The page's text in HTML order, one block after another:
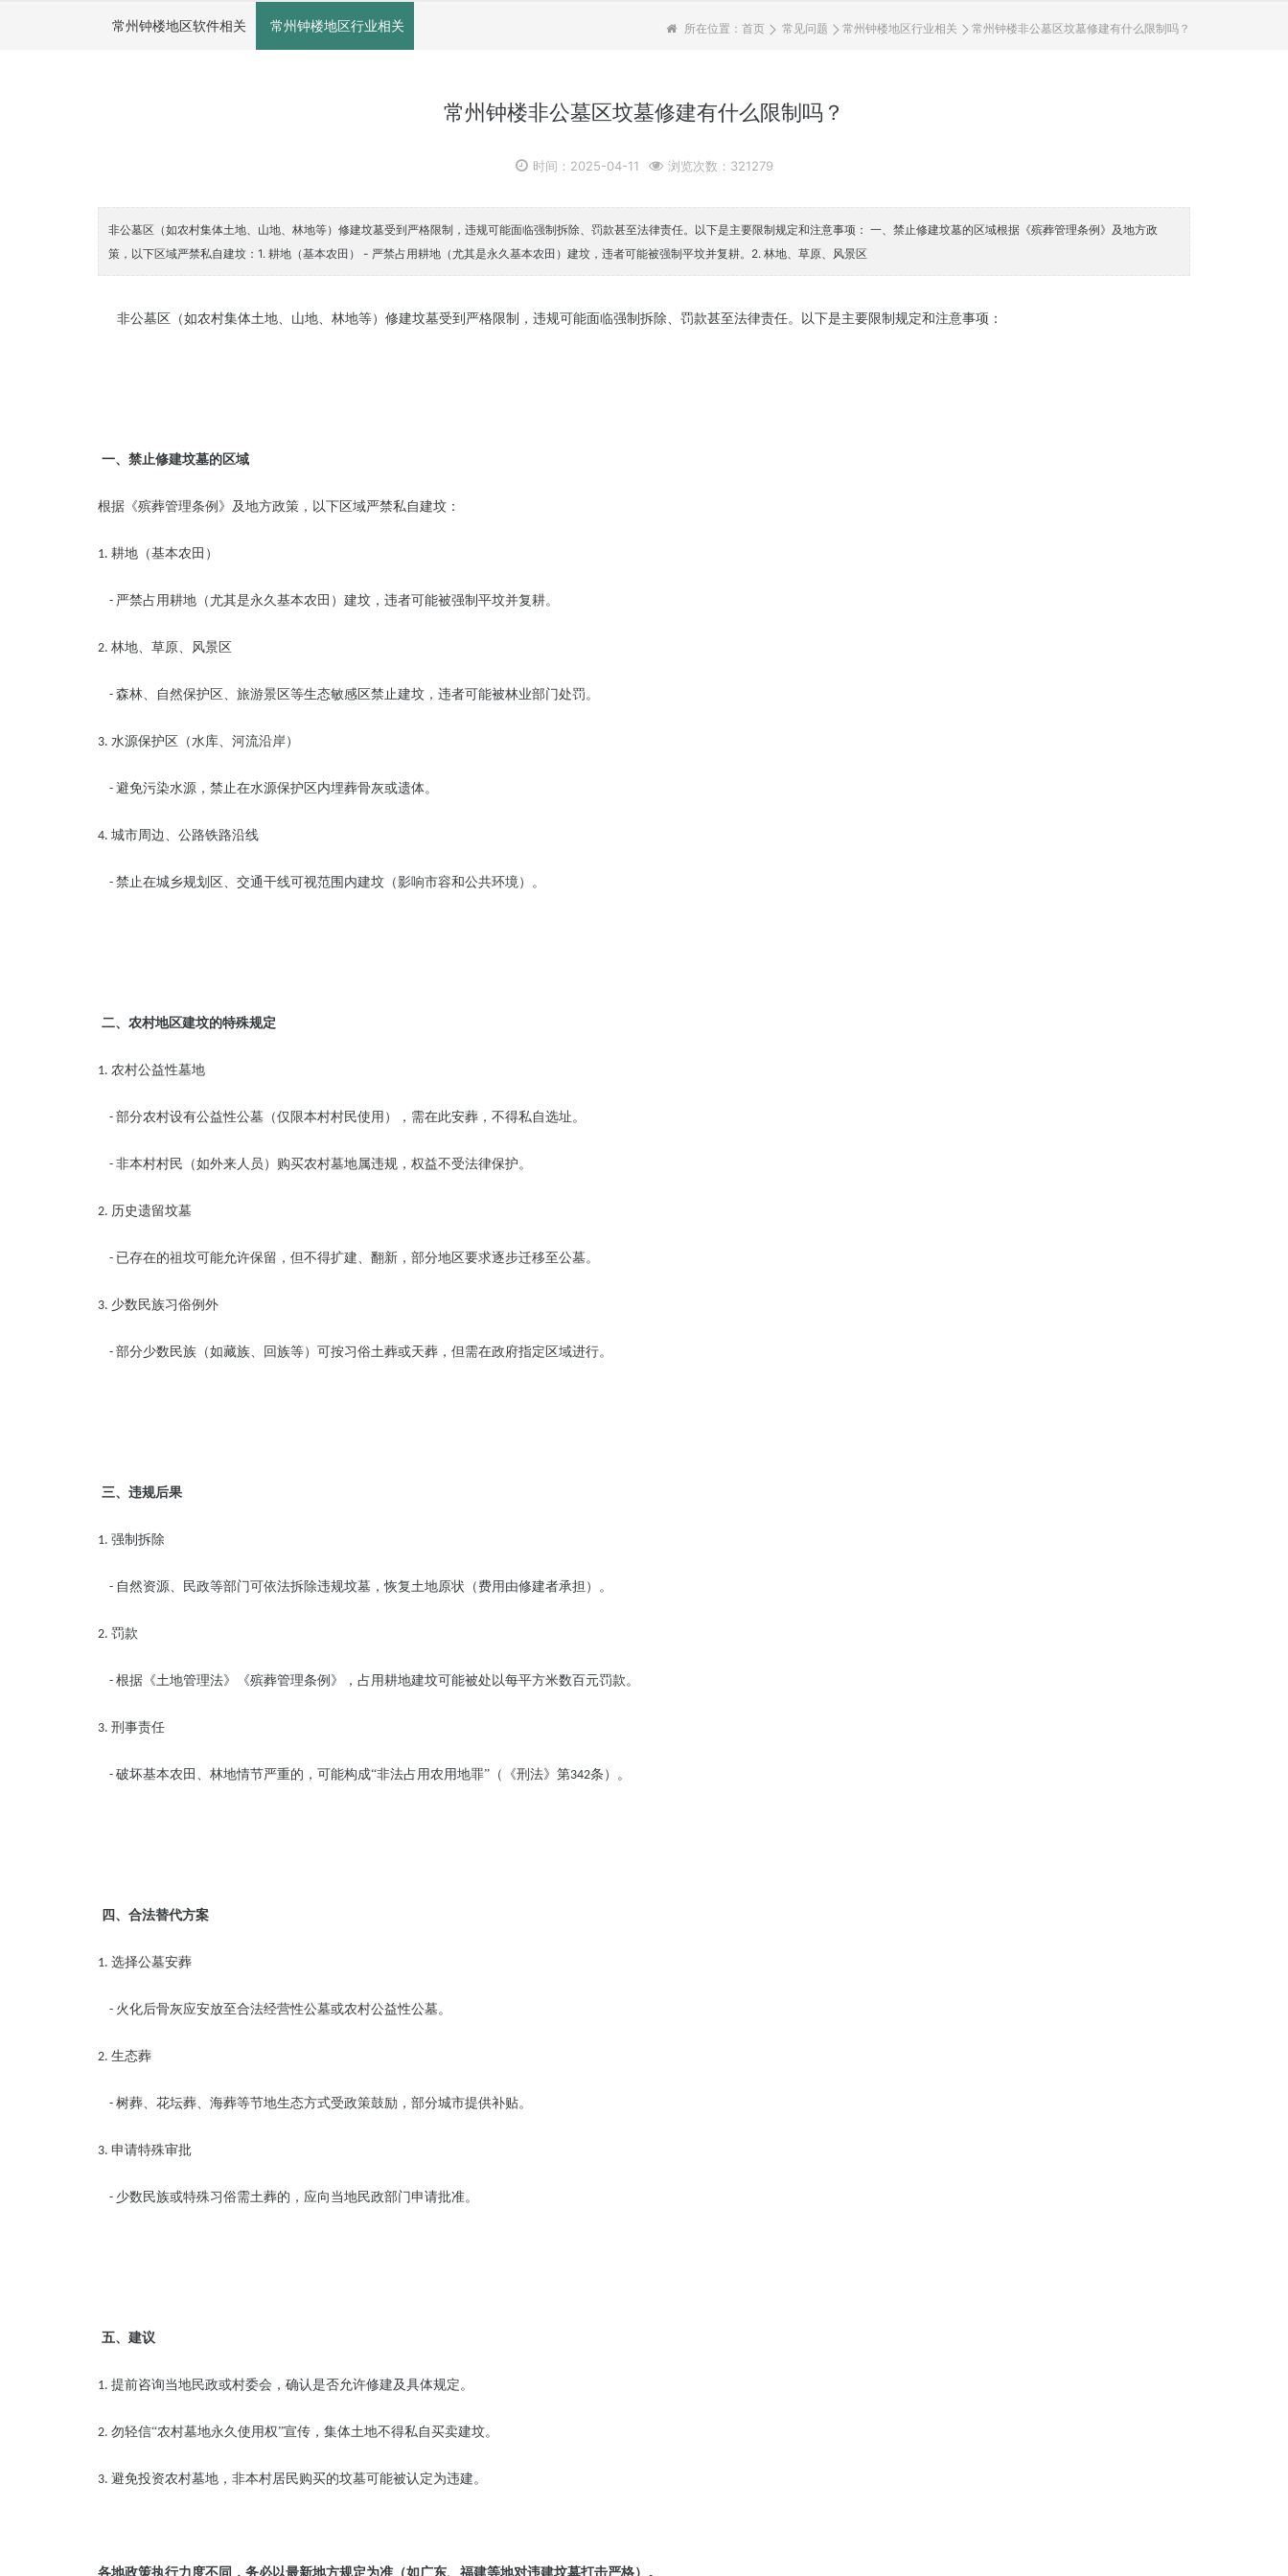
常州钟楼地区软件相关 常州钟楼地区行业相关 所在位置： 首页 常见问题 常州钟楼地区行业相关 常州钟楼非公墓区坟墓修建有什么限制‌吗？
常州钟楼非公墓区坟墓修建有什么限制‌吗？
时间：2025-04-11 浏览次数：321279
非公墓区（如农村集体土地、山地、林地等）修建坟墓受到严格限制，违规可能面临强制拆除、罚款甚至法律责任。以下是主要限制规定和注意事项： 一、禁止修建坟墓的区域根据《殡葬管理条例》及地方政
策，以下区域严禁私自建坟：1. 耕地（基本农田） - 严禁占用耕地（尤其是永久基本农田）建坟，违者可能被强制平坟并复耕。2. 林地、草原、风景区
非公墓区（如农村集体土地、山地、林地等）修建坟墓受到严格限制，违规可能面临强制拆除、罚款甚至法律责任。以下是主要限制规定和注意事项：
一、禁止修建坟墓的区域
根据《殡葬管理条例》及地方政策，以下区域严禁私自建坟：
1. 耕地（基本农田）
- 严禁占用耕地（尤其是永久基本农田）建坟，违者可能被强制平坟并复耕。
2. 林地、草原、风景区
- 森林、自然保护区、旅游景区等生态敏感区禁止建坟，违者可能被林业部门处罚。
3. 水源保护区（水库、河流沿岸）
- 避免污染水源，禁止在水源保护区内埋葬骨灰或遗体。
4. 城市周边、公路铁路沿线
- 禁止在城乡规划区、交通干线可视范围内建坟（影响市容和公共环境）。
二、农村地区建坟的特殊规定
1. 农村公益性墓地
- 部分农村设有公益性公墓（仅限本村村民使用），需在此安葬，不得私自选址。
- 非本村村民（如外来人员）购买农村墓地属违规，权益不受法律保护。
2. 历史遗留坟墓
- 已存在的祖坟可能允许保留，但不得扩建、翻新，部分地区要求逐步迁移至公墓。
3. 少数民族习俗例外
- 部分少数民族（如藏族、回族等）可按习俗土葬或天葬，但需在政府指定区域进行。
三、违规后果
1. 强制拆除
- 自然资源、民政等部门可依法拆除违规坟墓，恢复土地原状（费用由修建者承担）。
2. 罚款
- 根据《土地管理法》《殡葬管理条例》，占用耕地建坟可能被处以每平方米数百元罚款。
3. 刑事责任
- 破坏基本农田、林地情节严重的，可能构成“非法占用农用地罪”（《刑法》第342条）。
四、合法替代方案
1. 选择公墓安葬
- 火化后骨灰应安放至合法经营性公墓或农村公益性公墓。
2. 生态葬
- 树葬、花坛葬、海葬等节地生态方式受政策鼓励，部分城市提供补贴。
3. 申请特殊审批
- 少数民族或特殊习俗需土葬的，应向当地民政部门申请批准。
五、建议
1. 提前咨询当地民政或村委会，确认是否允许修建及具体规定。
2. 勿轻信“农村墓地永久使用权”宣传，集体土地不得私自买卖建坟。
3. 避免投资农村墓地，非本村居民购买的坟墓可能被认定为违建。
各地政策执行力度不同，务必以最新地方规定为准（如广东、福建等地对违建坟墓打击严格）。